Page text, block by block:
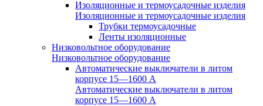
Изоляционные и термоусадочные изделия
Изоляционные и термоусадочные изделия
Трубки термоусадочные
Ленты изоляционные
Низковольтное оборудование
Низковольтное оборудование
Автоматические выключатели в литом
корпусе 15—1600 А
Автоматические выключатели в литом
корпусе 15—1600 А